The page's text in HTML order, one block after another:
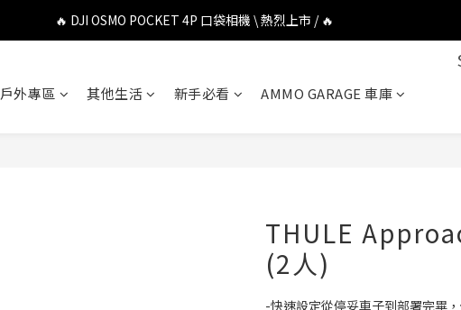
🔥 DJI OSMO POCKET 4P 口袋相機 \ 熱烈上市 / 🔥
🔥 DJI OSMO POCKET 4P 口袋相機 \ 熱烈上市 / 🔥
🔥 Insta360 GO Ultra Hello Kitty 聯名限定套裝 \ 時尚上市 / 🔥
戶外專區 其他生活 新手必看 AMMO GARAGE 車庫
THULE
(2人)
-快速設定從停妥車子到部署完畢